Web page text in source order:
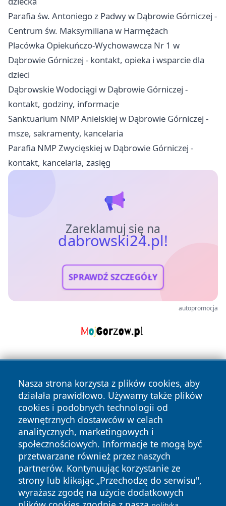
Parafia św. Antoniego z Padwy w Dąbrowie Górniczej -
Centrum św. Maksymiliana w Harmężach
Placówka Opiekuńczo-Wychowawcza Nr 1 w
Dąbrowie Górniczej - kontakt, opieka i wsparcie dla
dzieci
Dąbrowskie Wodociągi w Dąbrowie Górniczej -
kontakt, godziny, informacje
Sanktuarium NMP Anielskiej w Dąbrowie Górniczej -
msze, sakramenty, kancelaria
Parafia NMP Zwycięskiej w Dąbrowie Górniczej -
kontakt, kancelaria, zasięg
Zareklamuj się na
dabrowski24.pl!
SPRAWDŹ SZCZEGÓŁY
autopromocja
Nasza strona korzysta z plików cookies, aby
działała prawidłowo. Używamy także plików
cookies i podobnych technologii od
zewnętrznych dostawców w celach
analitycznych, marketingowych i
społecznościowych. Informacje te mogą być
przetwarzane również przez naszych
partnerów. Kontynuując korzystanie ze
strony lub klikając „Przechodzę do serwisu",
wyrażasz zgodę na użycie dodatkowych
Copyright © 2026 dabrowski24.pl Wszystkie prawa
zastrzeżone.
News Autorzy
Polityka
Prywatności
Polityka
Cookies